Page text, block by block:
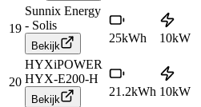
19
Sunnix Energy
- Solis
Bekijk
25kWh 10kW
20
HYXiPOWER
HYX-E200-H
Bekijk
21.2kWh 10kW